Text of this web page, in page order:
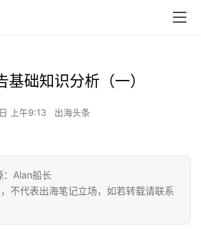
础知识分析（一）
上午9:13 出海头条
：Alan船长
不代表出海笔记立场，如若转载请联系